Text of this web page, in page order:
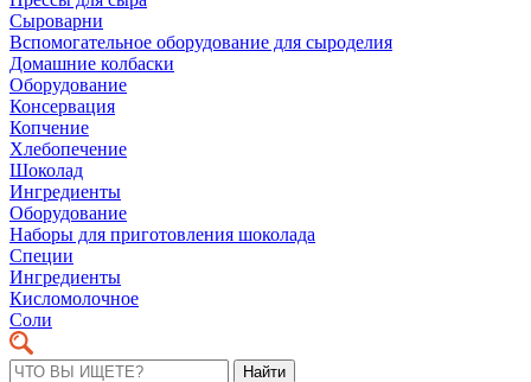
Сыроварни
Вспомогательное оборудование для сыроделия
Домашние колбаски
Оборудование
Консервация
Копчение
Хлебопечение
Шоколад
Ингредиенты
Оборудование
Наборы для приготовления шоколада
Специи
Ингредиенты
Кисломолочное
Соли
Найти